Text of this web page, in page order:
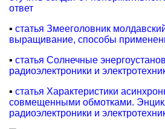
ответ
▪ статья Змееголовник
выращивание, способы
▪ статья Солнечные
радиоэлектроники и
▪ статья Характеристики
совмещенными обмотками.
радиоэлектроники и